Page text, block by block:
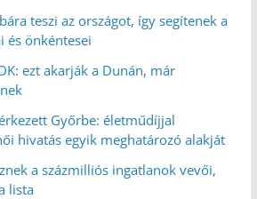
teszi az országot, így segítenek a
és önkéntesei
ezt akarják a Dunán, már
Győrbe: életműdíjjal
hivatás egyik meghatározó alakját
a százmilliós ingatlanok vevői,
lista